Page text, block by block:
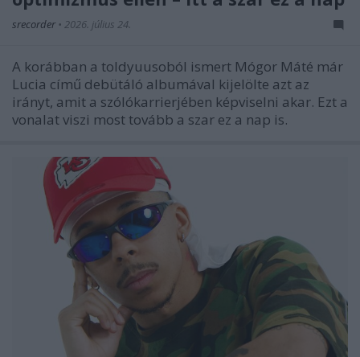
srecorder • 2026. július 24.
A korábban a toldyuusoból ismert Mógor Máté már
Lucia című debütáló albumával kijelölte azt az
irányt, amit a szólókarrierjében képviselni akar. Ezt a
vonalat viszi most tovább a szar ez a nap is.